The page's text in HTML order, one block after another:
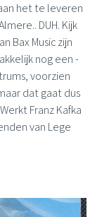
het te leveren
DUH. Kijk
Bax Musiczijn
nog een -
voorzien
dat gaat dus
Franz Kafka
van Lege